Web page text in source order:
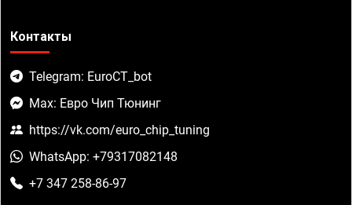
Контакты
Telegram: EuroCT_bot
Max: Евро Чип Тюнинг
https://vk.com/euro_chip_tuning
WhatsApp: +79317082148
+7 347 258-86-97